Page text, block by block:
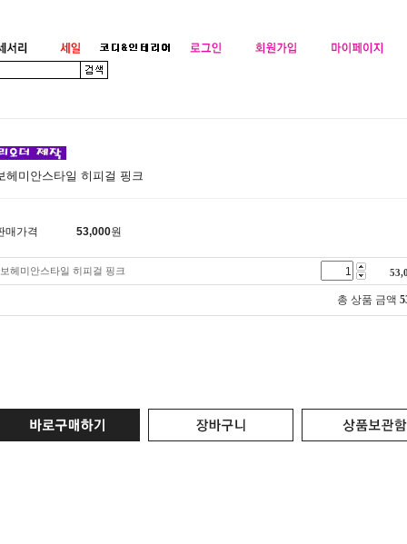
헤미안스타일 히피걸 핑크
매가격 53,000원
보헤미안스타일 히피걸 핑크
총 상품 금액